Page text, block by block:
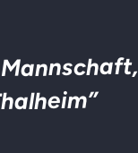
Mannschaft,